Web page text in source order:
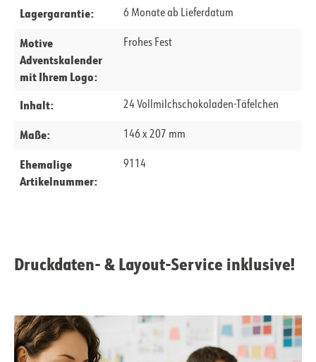
Lagergarantie: 6 Monate ab Lieferdatum
Motive
Adventskalender
mit Ihrem Logo:
Frohes Fest
Inhalt: 24 Vollmilchschokoladen-Täfelchen
Maße: 146 x 207 mm
Ehemalige
Artikelnummer:
9114
Druckdaten- & Layout-Service inklusive!